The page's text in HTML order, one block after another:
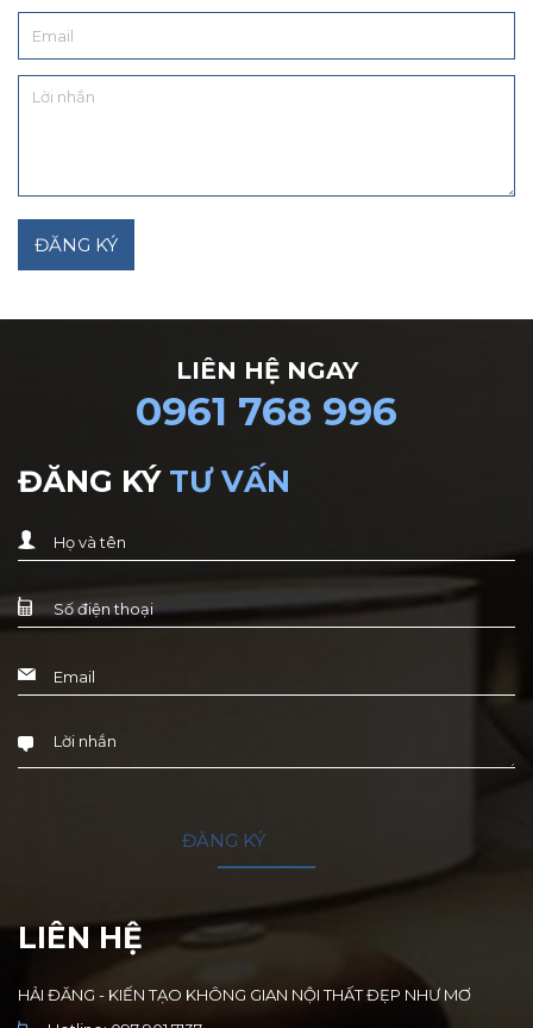
LIÊN HỆ NGAY
0961 768 996
ĐĂNG KÝ TƯ VẤN
LIÊN HỆ
HẢI ĐĂNG - KIẾN TẠO KHÔNG GIAN NỘI THẤT ĐẸP NHƯ MƠ